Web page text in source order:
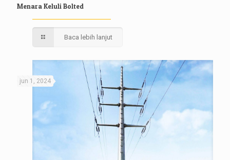
Menara Keluli Bolted
Baca lebih lanjut
jun 1, 2024